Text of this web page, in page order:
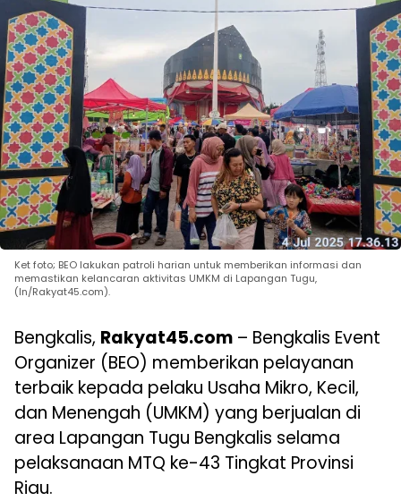
Ket foto; BEO lakukan patroli harian untuk memberikan informasi dan
memastikan kelancaran aktivitas UMKM di Lapangan Tugu,
(In/Rakyat45.com).
Bengkalis, Rakyat45.com – Bengkalis Event
Organizer (BEO) memberikan pelayanan
terbaik kepada pelaku Usaha Mikro, Kecil,
dan Menengah (UMKM) yang berjualan di
area Lapangan Tugu Bengkalis selama
pelaksanaan MTQ ke-43 Tingkat Provinsi
Riau.